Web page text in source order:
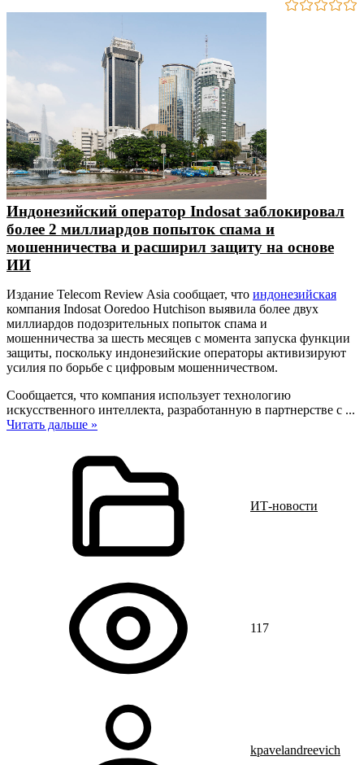
Индонезийский оператор Indosat заблокировал
более 2 миллиардов попыток спама и
мошенничества и расширил защиту на основе
ИИ
Издание Telecom Review Asia сообщает, что индонезийская
компания Indosat Ooredoo Hutchison выявила более двух
миллиардов подозрительных попыток спама и
мошенничества за шесть месяцев с момента запуска функции
защиты, поскольку индонезийские операторы активизируют
усилия по борьбе с цифровым мошенничеством.
Сообщается, что компания использует технологию
искусственного интеллекта, разработанную в партнерстве с ...
Читать дальше »
ИТ-новости
117
kpavelandreevich